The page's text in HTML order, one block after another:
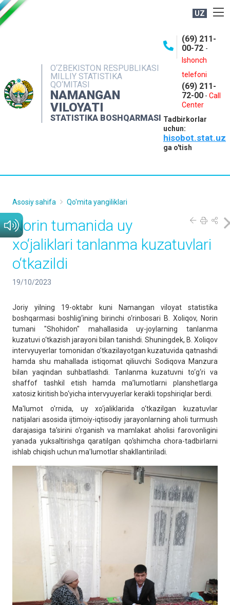
UZ
O‘ZBEKISTON RESPUBLIKASI
MILLIY STATISTIKA
QO‘MITASI
NAMANGAN
VILOYATI
STATISTIKA BOSHQARMASI
(69) 211-
00-72 -
Ishonch
telefoni
(69) 211-
72-00 - Call
Center
Tadbirkorlar
uchun:
hisobot.stat.uz
ga o'tish
NASHRLAR
INTERAKTIV XIZMATLAR
MATBUOT XIZMATI
MUROJAATLAR
Asosiy sahifa Qo'mita yangiliklari
Norin tumanida uy
xo‘jaliklari tanlanma kuzatuvlari
o‘tkazildi
19/10/2023
Joriy yilning 19-oktabr kuni Namangan viloyat statistika
boshqarmasi boshlig‘ining birinchi o‘rinbosari B. Xoliqov, Norin
tumani "Shohidon" mahallasida uy-joylarning tanlanma
kuzatuvi o‘tkazish jarayoni bilan tanishdi. Shuningdek, B. Xoliqov
intervyuyerlar tomonidan o’tkazilayotgan kuzatuvida qatnashdi
hamda shu mahallada istiqomat qiliuvchi Sodiqova Manzura
bilan yaqindan suhbatlashdi. Tanlanma kuzatuvni to‘g‘ri va
shaffof tashkil etish hamda ma’lumotlarni planshetlarga
xatosiz kiritish bo‘yicha intervyuyerlar kerakli topshiriqlar berdi.
Ma'lumot o'rnida, uy xo‘jaliklarida o‘tkazilgan kuzatuvlar
natijalari asosida ijtimoiy-iqtisodiy jarayonlarning aholi turmush
darajasiga ta’sirini o‘rganish va mamlakat aholisi farovonligini
yanada yuksaltirishga qaratilgan qo‘shimcha chora-tadbirlarni
ishlab chiqish uchun ma’lumotlar shakllantiriladi.